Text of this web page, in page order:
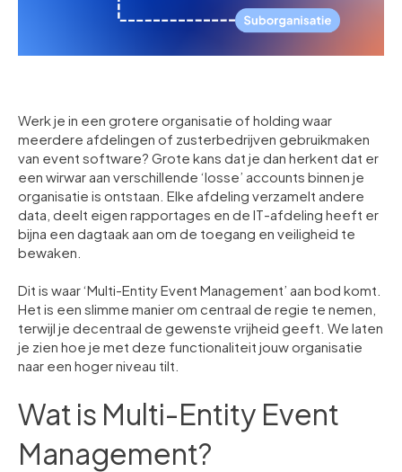
Werk je in een grotere organisatie of holding waar
meerdere afdelingen of zusterbedrijven gebruikmaken
van event software? Grote kans dat je dan herkent dat er
een wirwar aan verschillende ‘losse’ accounts binnen je
organisatie is ontstaan. Elke afdeling verzamelt andere
data, deelt eigen rapportages en de IT-afdeling heeft er
bijna een dagtaak aan om de toegang en veiligheid te
bewaken.
Dit is waar ‘Multi-Entity Event Management’ aan bod komt.
Het is een slimme manier om centraal de regie te nemen,
terwijl je decentraal de gewenste vrijheid geeft. We laten
je zien hoe je met deze functionaliteit jouw organisatie
naar een hoger niveau tilt.
Wat is Multi-Entity Event
Management?